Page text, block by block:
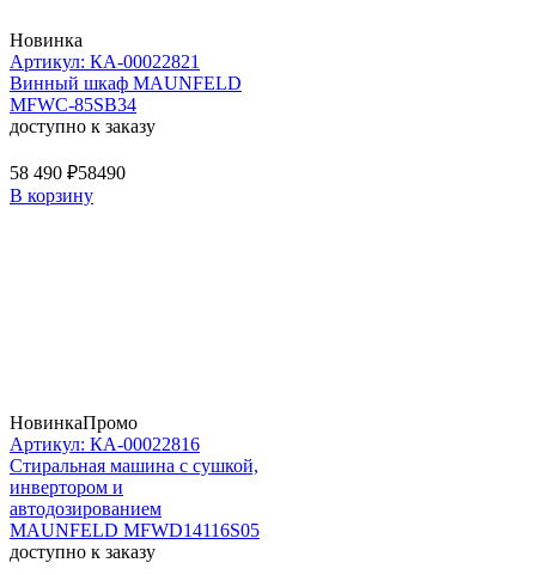
Новинка
Артикул: КА-00022821
Винный шкаф MAUNFELD
MFWC-85SB34
доступно к заказу
58 490 ₽58490
В корзину
НовинкаПромо
Артикул: КА-00022816
Стиральная машина c сушкой,
инвертором и
автодозированием
MAUNFELD MFWD14116S05
доступно к заказу